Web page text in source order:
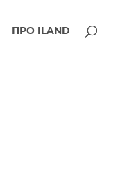
ПРО ILAND